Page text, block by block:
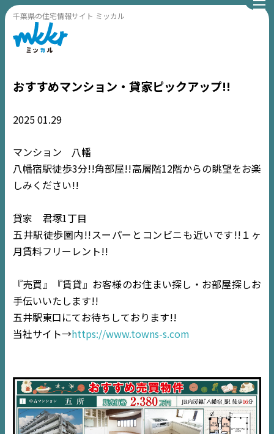
千葉県の住宅情報サイト ミッカル
TOP
おすすめマンション・貸家ピックアップ!!
202501.29
マンション 八幡
八幡宿駅徒歩3分!!角部屋!!高層階12階からの眺望をお楽
しみください!!
貸家 君塚1丁目
五井駅徒歩圏内!!スーパーとコンビニも近いです!!１ヶ
月賃料フリーレント!!
『売買』『賃貸』お客様のお住まい探し・お部屋探しお
手伝いいたします!!
五井駅東口にてお待ちしております!!
当社サイト→https://www.towns-s.com